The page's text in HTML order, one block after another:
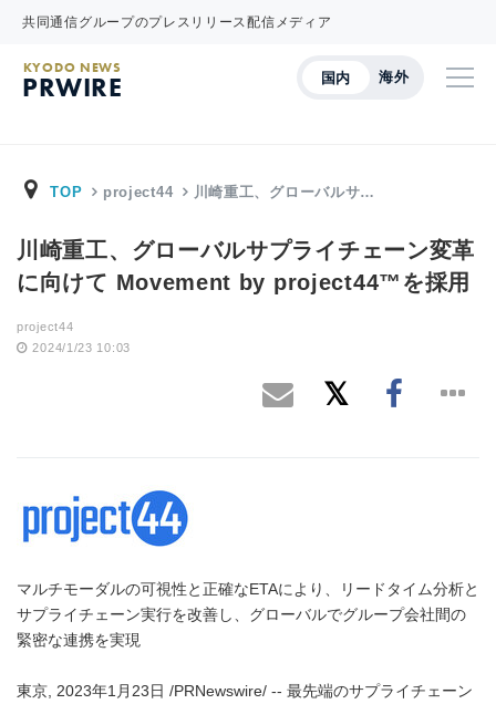
共同通信グループのプレスリリース配信メディア
国内 海外
KYODO NEWS
PRWIRE
TOP project44 川崎重工、グローバルサ…
川崎重工、グローバルサプライチェーン変革
に向けて Movement by project44™を採用
project44
2024/1/23 10:03
マルチモーダルの可視性と正確なETAにより、リードタイム分析と
サプライチェーン実行を改善し、グローバルでグループ会社間の
緊密な連携を実現
東京, 2023年1月23日 /PRNewswire/ -- 最先端のサプライチェーン